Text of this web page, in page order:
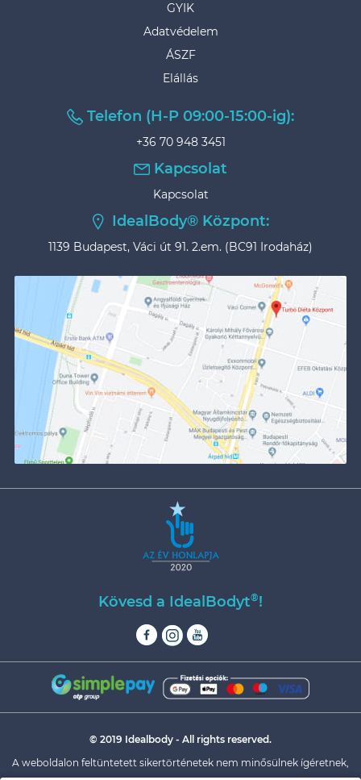
GYIK
Adatvédelem
ÁSZF
Elállás
Telefon (H-P 09:00-15:00-ig):
+36 70 948 3451
Kapcsolat
Kapcsolat
IdealBody® Központ:
1139 Budapest, Váci út 91. 2.em. (BC91 Irodaház)
Kövesd a IdealBodyt®!
© 2019 Idealbody - All rights reserved.
A weboldalon feltüntetett sikertörténetek nem minősülnek ígéretnek,